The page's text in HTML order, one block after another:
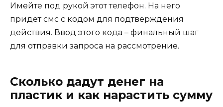
Имейте под рукой этот телефон. На него
придет смс с кодом для подтверждения
действия. Ввод этого кода – финальный шаг
для отправки запроса на рассмотрение.
Сколько дадут денег на
пластик и как нарастить сумму